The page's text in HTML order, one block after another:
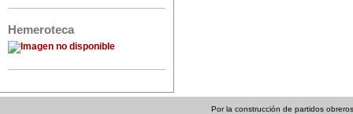
Hemeroteca
Por la construcción de partidos